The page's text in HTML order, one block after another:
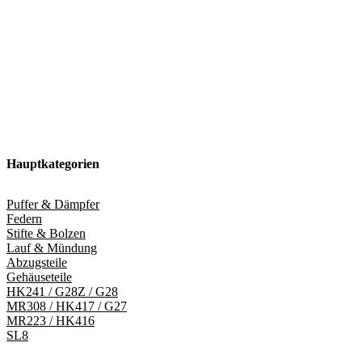
Hauptkategorien
Puffer & Dämpfer
Federn
Stifte & Bolzen
Lauf & Mündung
Abzugsteile
Gehäuseteile
HK241 / G28Z / G28
MR308 / HK417 / G27
MR223 / HK416
SL8